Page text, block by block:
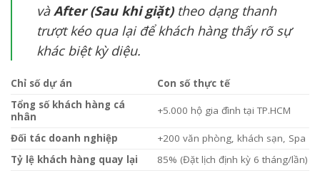
vàAfter (Sau khi giặt)theo dạng thanh
trượt kéo qua lại để khách hàng thấy rõ sự
khác biệt kỳ diệu.
Chỉ số dự án
Con số thực tế
Tổng số khách hàng cá
nhân
+5.000 hộ gia đình tại TP.HCM
Đối tác doanh nghiệp
+200 văn phòng, khách sạn, Spa
Tỷ lệ khách hàng quay lại
85% (Đặt lịch định kỳ 6 tháng/lần)